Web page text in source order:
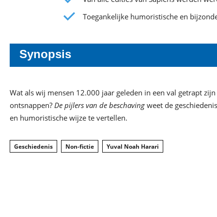
Toegankelijke humoristische en
Synopsis
Wat als wij mensen 12.000 jaar geleden in een val getrapt
ontsnappen? De pijlers van de beschaving weet de
en humoristische wijze te vertellen.
Geschiedenis Non-fictie Yuval Noah Harari